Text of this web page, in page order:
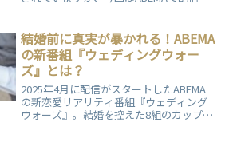
結婚前に真実が暴かれる！ABEMA
の新番組『ウェディングウォー
ズ』とは？
2025年4月に配信がスタートしたABEMA
の新恋愛リアリティ番組『ウェディング
ウォーズ』。結婚を控えた8組のカップル